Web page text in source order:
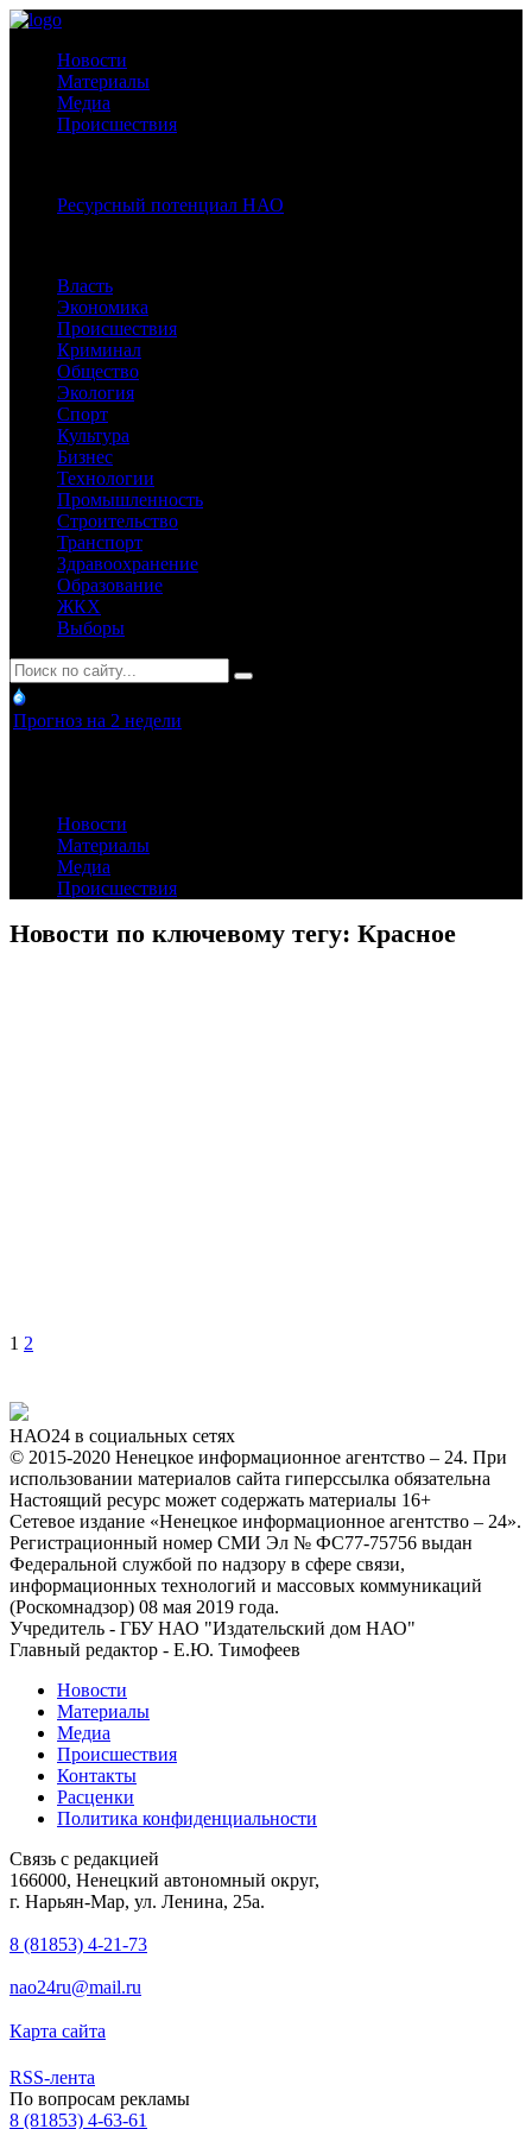
Новости
Материалы
Медиа
Происшествия
Ресурсный потенциал НАО
Власть
Экономика
Происшествия
Криминал
Общество
Экология
Спорт
Культура
Бизнес
Технологии
Промышленность
Строительство
Транспорт
Здравоохранение
Образование
ЖКХ
Выборы
Прогноз на 2 недели
Новости
Материалы
Медиа
Происшествия
Новости по ключевому тегу: Красное
1 2
НАО24 в социальных сетях
© 2015-2020 Ненецкое информационное агентство – 24. При
использовании материалов сайта гиперссылка обязательна
Настоящий ресурс может содержать материалы 16+
Сетевое издание «Ненецкое информационное агентство – 24».
Регистрационный номер СМИ Эл № ФС77-75756 выдан
Федеральной службой по надзору в сфере связи,
информационных технологий и массовых коммуникаций
(Роскомнадзор) 08 мая 2019 года.
Учредитель - ГБУ НАО "Издательский дом НАО"
Главный редактор - Е.Ю. Тимофеев
Новости
Материалы
Медиа
Происшествия
Контакты
Расценки
Политика конфиденциальности
Связь с редакцией
166000, Ненецкий автономный округ,
г. Нарьян-Мар, ул. Ленина, 25а.
8 (81853) 4-21-73
nao24ru@mail.ru
Карта сайта
RSS-лента
По вопросам рекламы
8 (81853) 4-63-61